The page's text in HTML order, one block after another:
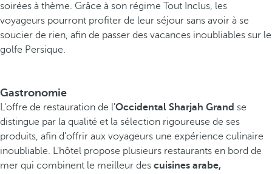
soirées à thème. Grâce à son régime Tout Inclus, les
voyageurs pourront profiter de leur séjour sans avoir à se
soucier de rien, afin de passer des vacances inoubliables sur le
golfe Persique.
Gastronomie
L'offre de restauration de l'Occidental Sharjah Grand se
distingue par la qualité et la sélection rigoureuse de ses
produits, afin d'offrir aux voyageurs une expérience culinaire
inoubliable. L'hôtel propose plusieurs restaurants en bord de
mer qui combinent le meilleur des cuisines arabe,